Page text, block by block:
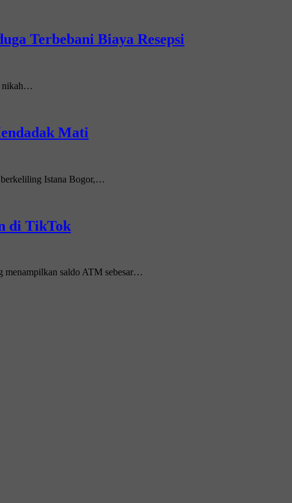
Terbebani Biaya Resepsi
nikah…
Mati
berkeliling Istana Bogor,…
di TikTok
menampilkan saldo ATM sebesar…